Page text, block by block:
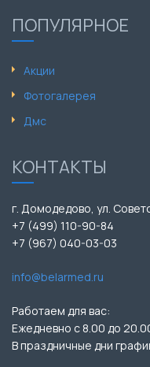
ПОПУЛЯРНОЕ
Акции
Фотогалерея
Дмс
КОНТАКТЫ
г. Домодедово, ул.
+7 (499) 110-90-84
+7 (967) 040-03-03
info@belarmed.ru
Работаем для вас:
Ежедневно с 8.00 до
В праздничные дни